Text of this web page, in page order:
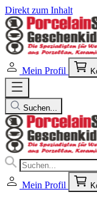
Direkt zum Inhalt
Mein Profil
Suchen...
Mein Profil